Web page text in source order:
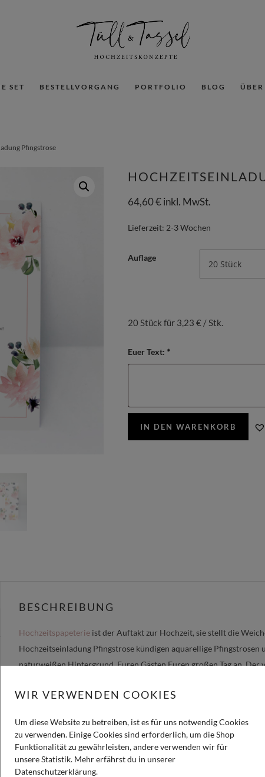
SET BESTELLVORGANG PORTFOLIO BLOG ÜBER
Pfingstrose
64,60€ inkl. MwSt.
Lieferzeit: 2-3 Wochen
Auflage
20 Stück für 3,23 € / Stk.
Euer Text: *
IN DEN WARENKORB
BESCHREIBUNG
Hochzeitspapeterie ist der Auftakt zur Hochzeit, sie stellt die
Hochzeitseinladung Pfingstrose kündigen aquarellige Pfingstrosen
naturweißen Hintergrund, Euren Gästen Euren großen Tag an. Der
einer abgestimmten Schrift, die sich perfekt in den Blumen
bedruckt.
Falls der Platz auf der Hochzeitseinladung Pfingstrose nicht
bestellen. Für einen besonderen Eindruck bei den Gästen,
Infokarte Pfingstrose mit einempassenden Band
versiegeln. Individuelle Siegelstpempel erstellen wir Euch gerne auf
WIR VERWENDEN COOKIES
Um diese Website zu betreiben, ist es für uns notwendig Cookies
zu verwenden. Einige Cookies sind erforderlich, um die Shop
Funktionalität zu gewährleisten, andere verwenden wir für
unsere Statistik. Mehr erfährst du in unserer
Datenschutzerklärung.